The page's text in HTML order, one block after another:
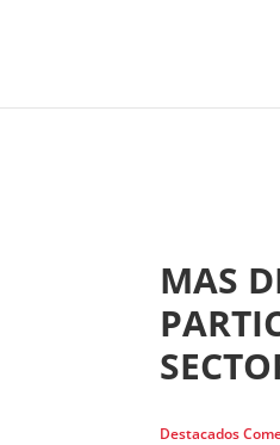
MAS
Destacados